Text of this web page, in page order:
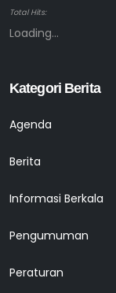
Total Hits:
Loading...
Kategori Berita
Agenda
Berita
Informasi Berkala
Pengumuman
Peraturan